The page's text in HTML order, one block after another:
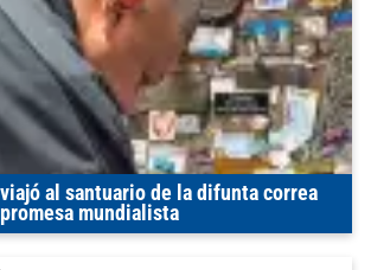
al santuario de la difunta correa
mundialista